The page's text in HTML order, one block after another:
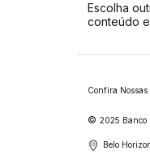
Escolha
conteúdo
Confira Nossas
© 2025 Banco
Belo